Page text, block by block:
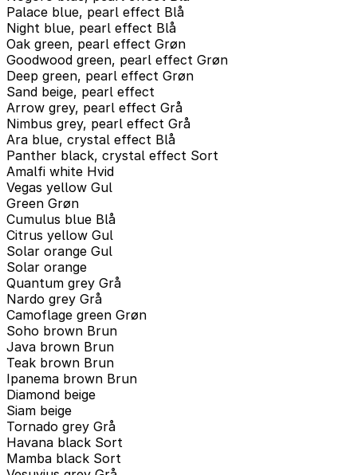
Palace blue, pearl effect Blå
Night blue, pearl effect Blå
Oak green, pearl effect Grøn
Goodwood green, pearl effect Grøn
Deep green, pearl effect Grøn
Sand beige, pearl effect
Arrow grey, pearl effect Grå
Nimbus grey, pearl effect Grå
Ara blue, crystal effect Blå
Panther black, crystal effect Sort
Amalfi white Hvid
Vegas yellow Gul
Green Grøn
Cumulus blue Blå
Citrus yellow Gul
Solar orange Gul
Solar orange
Quantum grey Grå
Nardo grey Grå
Camoflage green Grøn
Soho brown Brun
Java brown Brun
Teak brown Brun
Ipanema brown Brun
Diamond beige
Siam beige
Tornado grey Grå
Havana black Sort
Mamba black Sort